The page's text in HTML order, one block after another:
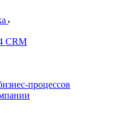
CRM
процессов